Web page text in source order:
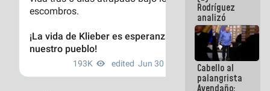
Rodríguez
analizó
junto a
gobernadores
planes de
recuperación
del Sistema
Eléctrico
Cabello al
palangrista